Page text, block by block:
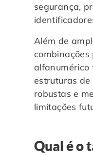
segurança,
Além de
combinações
alfanumérico
estruturas
robustas e
limitações
Qual é o